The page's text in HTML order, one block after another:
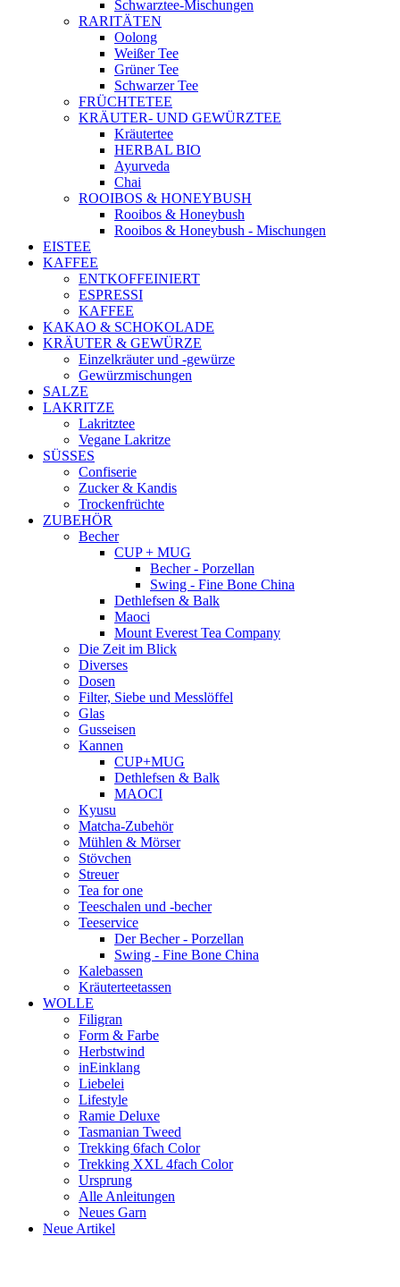
Schwarztee-Mischungen
RARITÄTEN
Oolong
Weißer Tee
Grüner Tee
Schwarzer Tee
FRÜCHTETEE
KRÄUTER- UND GEWÜRZTEE
Kräutertee
HERBAL BIO
Ayurveda
Chai
ROOIBOS & HONEYBUSH
Rooibos & Honeybush
Rooibos & Honeybush - Mischungen
EISTEE
KAFFEE
ENTKOFFEINIERT
ESPRESSI
KAFFEE
KAKAO & SCHOKOLADE
KRÄUTER & GEWÜRZE
Einzelkräuter und -gewürze
Gewürzmischungen
SALZE
LAKRITZE
Lakritztee
Vegane Lakritze
SÜSSES
Confiserie
Zucker & Kandis
Trockenfrüchte
ZUBEHÖR
Becher
CUP + MUG
Becher - Porzellan
Swing - Fine Bone China
Dethlefsen & Balk
Maoci
Mount Everest Tea Company
Die Zeit im Blick
Diverses
Dosen
Filter, Siebe und Messlöffel
Glas
Gusseisen
Kannen
CUP+MUG
Dethlefsen & Balk
MAOCI
Kyusu
Matcha-Zubehör
Mühlen & Mörser
Stövchen
Streuer
Tea for one
Teeschalen und -becher
Teeservice
Der Becher - Porzellan
Swing - Fine Bone China
Kalebassen
Kräuterteetassen
WOLLE
Filigran
Form & Farbe
Herbstwind
inEinklang
Liebelei
Lifestyle
Ramie Deluxe
Tasmanian Tweed
Trekking 6fach Color
Trekking XXL 4fach Color
Ursprung
Alle Anleitungen
Neues Garn
Neue Artikel